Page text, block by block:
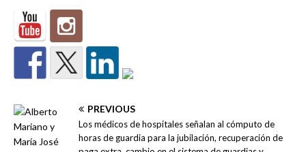
PREVIOUS
Los médicos de hospitales señalan al cómputo de
horas de guardia para la jubilación, recuperación de